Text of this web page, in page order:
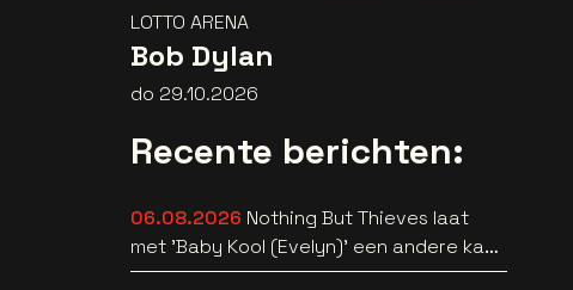
LOTTO ARENA
Bob Dylan
do 29.10.2026
Recente berichten:
06.08.2026 Nothing But Thieves laat
met 'Baby Kool (Evelyn)' een andere kant
van zich horen [video]